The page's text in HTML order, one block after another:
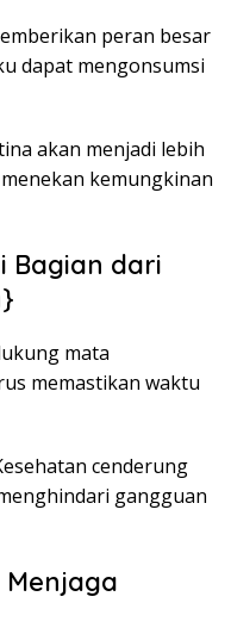
peran besar
dapat mengonsumsi
akan menjadi lebih
kemungkinan
Bagian dari
mata
memastikan waktu
cenderung
gangguan